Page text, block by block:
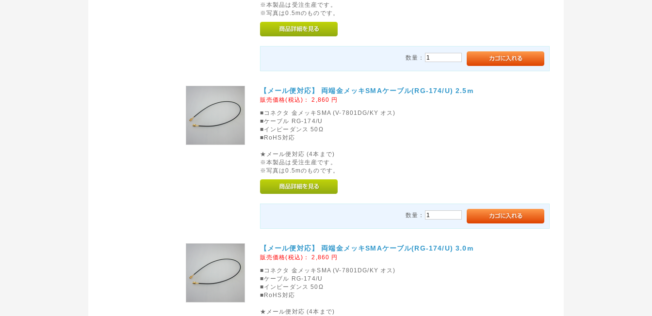
※本製品は受注生産です。
※写真は0.5mのものです。
数量：
【メール便対応】 両端金メッキSMAケーブル(RG-174/U) 2.5m
販売価格(税込)：2,860 円
■コネクタ 金メッキSMA (V-7801DG/KY オス)
■ケーブル RG-174/U
■インピーダンス 50Ω
■RoHS対応
★メール便対応 (4本まで)
※本製品は受注生産です。
※写真は0.5mのものです。
数量：
【メール便対応】 両端金メッキSMAケーブル(RG-174/U) 3.0m
販売価格(税込)：2,860 円
■コネクタ 金メッキSMA (V-7801DG/KY オス)
■ケーブル RG-174/U
■インピーダンス 50Ω
■RoHS対応
★メール便対応 (4本まで)